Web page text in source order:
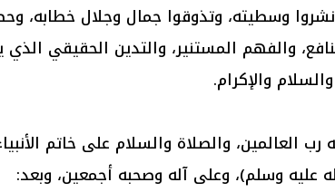
وسطيته، وتذوقوا جمال وجلال خطابه،
والفهم المستنير، والتدين الحقيقي
والإكرام.
رب العالمين، والصلاة والسلام على خاتم
عليه وسلم)، وعلى آله وصحبه أجمعين، وبعد: